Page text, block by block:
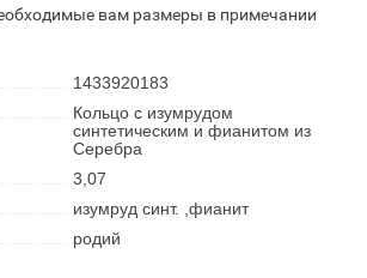
вам размеры в примечании
1433920183
Кольцо с изумрудом
синтетическим и фианитом из
Серебра
3,07
изумруд синт. ,фианит
родий